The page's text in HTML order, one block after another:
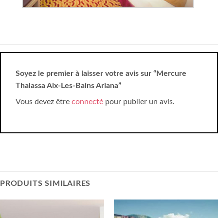
Soyez le premier à laisser votre avis sur “Mercure
Thalassa Aix-Les-Bains Ariana”
Vous devez être connecté pour publier un avis.
PRODUITS SIMILAIRES